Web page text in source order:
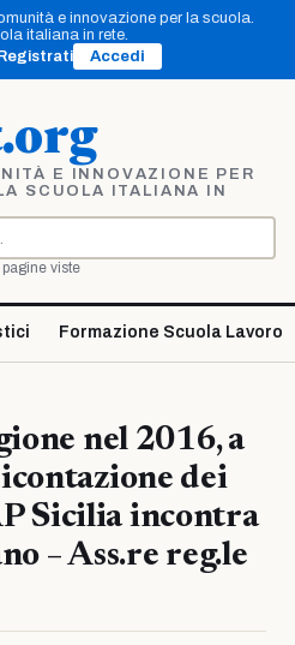
e innovazione per la scuola.
italiana in rete.
Registrati Accedi
E INNOVAZIONE PER
SCUOLA ITALIANA IN
viste
Formazione Scuola Lavoro
nel 2016, a
dei
Sicilia incontra
– Ass.re reg.le